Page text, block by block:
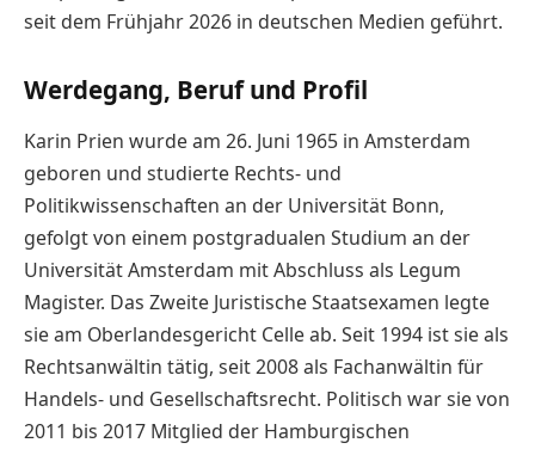
seit dem Frühjahr 2026 in deutschen Medien geführt.
Werdegang, Beruf und Profil
Karin Prien wurde am 26. Juni 1965 in Amsterdam
geboren und studierte Rechts- und
Politikwissenschaften an der Universität Bonn,
gefolgt von einem postgradualen Studium an der
Universität Amsterdam mit Abschluss als Legum
Magister. Das Zweite Juristische Staatsexamen legte
sie am Oberlandesgericht Celle ab. Seit 1994 ist sie als
Rechtsanwältin tätig, seit 2008 als Fachanwältin für
Handels- und Gesellschaftsrecht. Politisch war sie von
2011 bis 2017 Mitglied der Hamburgischen